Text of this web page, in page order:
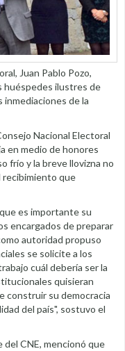
Juan Pablo Pozo,
huéspedes ilustres de
inmediaciones de la
Nacional Electoral
en medio de honores
frío y la breve llovizna no
recibimiento que
es importante su
encargados de preparar
autoridad propuso
se solicite a los
cuál debería ser la
quisieran
construir su democracia
del país", sostuvo el
del CNE, mencionó que